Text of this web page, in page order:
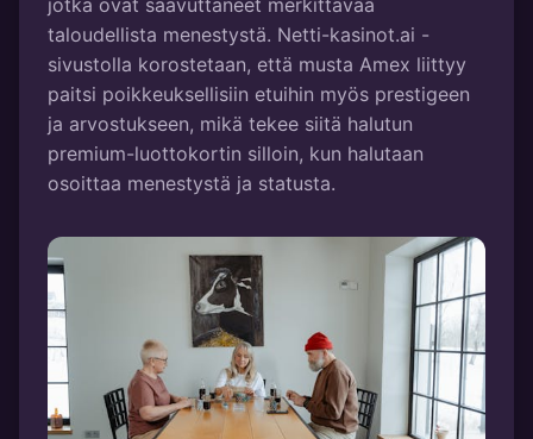
jotka ovat saavuttaneet merkittävää
taloudellista menestystä. Netti-kasinot.ai -
sivustolla korostetaan, että musta Amex liittyy
paitsi poikkeuksellisiin etuihin myös prestigeen
ja arvostukseen, mikä tekee siitä halutun
premium-luottokortin silloin, kun halutaan
osoittaa menestystä ja statusta.